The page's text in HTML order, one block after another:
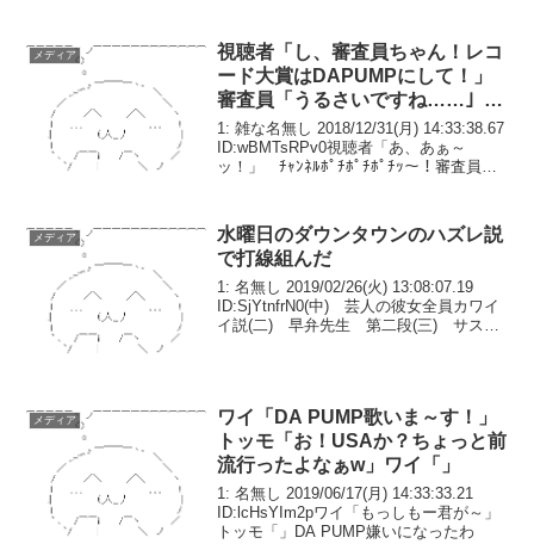
会社に吸収され...
メディア
視聴者「し、審査員ちゃん！レコ
ード大賞はDAPUMPにして！」
審査員「うるさいですね……」ｼﾝ
ｸﾛﾆｼﾃｨ
1: 雑な名無し 2018/12/31(月) 14:33:38.67
ID:wBMTsRPv0視聴者「あ、あぁ～
ッ！」 ﾁｬﾝﾈﾙﾎﾟﾁﾎﾟﾁﾎﾟﾁｯ～！審査員
あ、ありが...
メディア
水曜日のダウンタウンのハズレ説
で打線組んだ
1: 名無し 2019/02/26(火) 13:08:07.19
ID:SjYtnfrN0(中) 芸人の彼女全員カワイ
イ説(二) 早弁先生 第二段(三) サスケ
メディア
ワイ「DA PUMP歌いま～す！」
トッモ「お！USAか？ちょっと前
流行ったよなぁw」ワイ「」
1: 名無し 2019/06/17(月) 14:33:33.21
ID:lcHsYIm2pワイ「もっしもー君が～」
トッモ「」DA PUMP嫌いになったわ